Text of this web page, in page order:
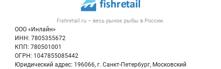
Fishretail.ru – весь рынок рыбы в России.
ООО «Инлайн»
ИНН: 7805355672
КПП: 780501001
ОГРН: 1047855085442
Юридический адрес: 196066, г. Санкт-Петербург, Московский
Контактная информация
Политика обработки персональных данных
Новости рынка
Блог
Рыба
Икра